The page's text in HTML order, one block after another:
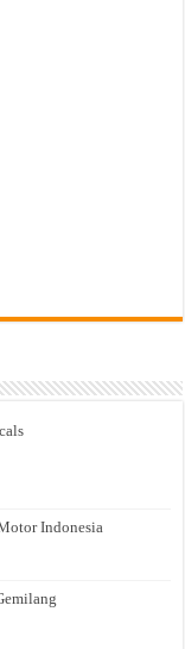
Indonesia